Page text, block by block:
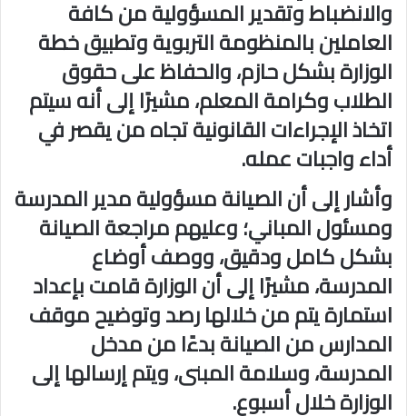
والانضباط وتقدير المسؤولية من كافة
العاملين بالمنظومة التربوية وتطبيق خطة
الوزارة بشكل حازم، والحفاظ على حقوق
الطلاب وكرامة المعلم، مشيرًا إلى أنه سيتم
اتخاذ الإجراءات القانونية تجاه من يقصر في
أداء واجبات عمله.
وأشار إلى أن الصيانة مسؤولية مدير المدرسة
ومسئول المباني؛ وعليهم مراجعة الصيانة
بشكل كامل ودقيق، ووصف أوضاع
المدرسة، مشيرًا إلى أن الوزارة قامت بإعداد
استمارة يتم من خلالها رصد وتوضيح موقف
المدارس من الصيانة بدءًا من مدخل
المدرسة، وسلامة المبنى، ويتم إرسالها إلى
الوزارة خلال أسبوع.